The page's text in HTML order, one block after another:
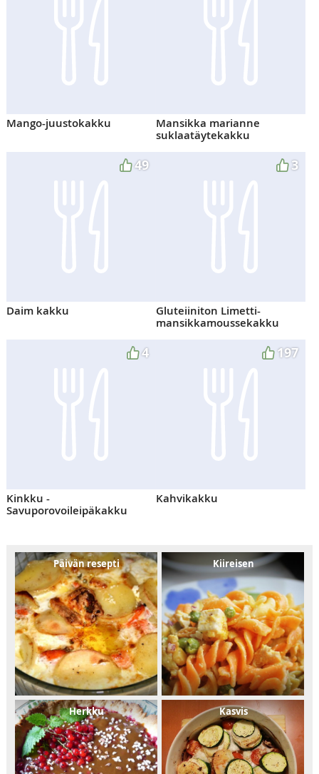
Mango-juustokakku
Mansikka marianne
suklaatäytekakku
49
Daim kakku
3
Gluteiiniton Limetti-
mansikkamoussekakku
4
Kinkku -
Savuporovoileipäkakku
197
Kahvikakku
Päivän resepti Kiireisen
Herkku Kasvis